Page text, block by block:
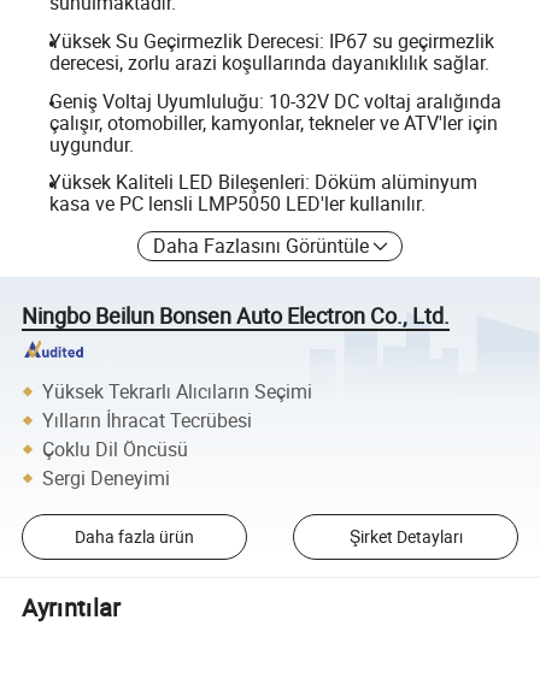
Yüksek Su Geçirmezlik Derecesi: IP67 su geçirmezlik
derecesi, zorlu arazi koşullarında dayanıklılık sağlar.
Geniş Voltaj Uyumluluğu: 10-32V DC voltaj aralığında
çalışır, otomobiller, kamyonlar, tekneler ve ATV'ler için
uygundur.
Yüksek Kaliteli LED Bileşenleri: Döküm alüminyum
kasa ve PC lensli LMP5050 LED'ler kullanılır.
Daha Fazlasını Görüntüle
Ningbo Beilun Bonsen Auto Electron Co., Ltd.
Yüksek Tekrarlı Alıcıların Seçimi
Yılların İhracat Tecrübesi
Çoklu Dil Öncüsü
Sergi Deneyimi
Daha fazla ürün Şirket Detayları
Ayrıntılar